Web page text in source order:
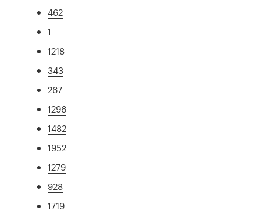
462
1
1218
343
267
1296
1482
1952
1279
928
1719